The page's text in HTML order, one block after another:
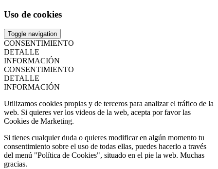
Uso de cookies
Toggle navigation
CONSENTIMIENTO
DETALLE
INFORMACIÓN
CONSENTIMIENTO
DETALLE
INFORMACIÓN
Utilizamos cookies propias y de terceros para analizar el tráfico de la
web. Si quieres ver los videos de la web, acepta por favor las
Cookies de Marketing.
Si tienes cualquier duda o quieres modificar en algún momento tu
consentimiento sobre el uso de todas ellas, puedes hacerlo a través
del menú "Política de Cookies", situado en el pie la web. Muchas
gracias.